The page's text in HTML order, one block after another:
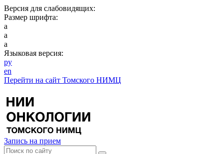
Версия для слабовидящих:
Размер шрифта:
a
a
a
Языковая версия:
ру
en
Перейти на сайт Томского НИМЦ
Запись на прием